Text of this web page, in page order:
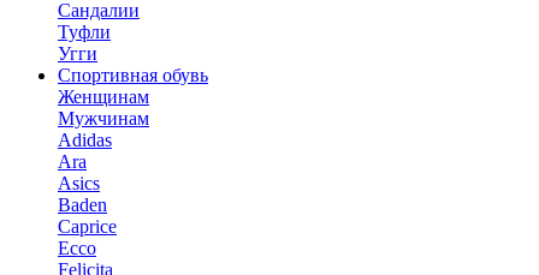
Сандалии
Туфли
Угги
Спортивная обувь
Женщинам
Мужчинам
Adidas
Ara
Asics
Baden
Caprice
Ecco
Felicita